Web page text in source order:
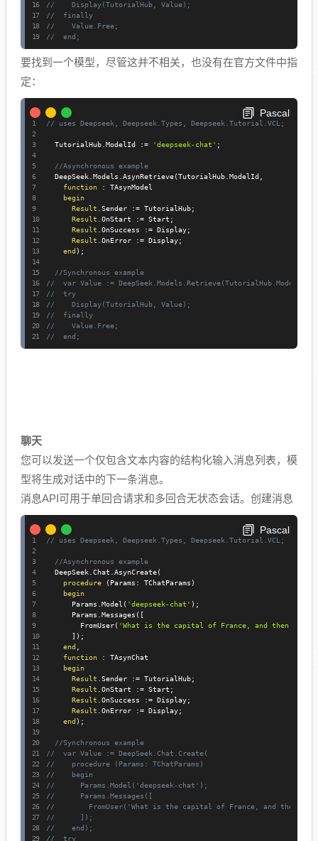
//    Display(TutorialHub, Value);
//  finally
//    Value.Free;
//  end;
要找到一个模型，尽管这并不相关，也没有在官方文件中指
定：
Pascal
// uses Deepseek, Deepseek.Types, Deepseek.Tutorial.VCL;
  TutorialHub
ModelId := 'deepseek-chat' ;
//Asynchronous example
  DeepSeek
Models AsynRetrieve(TutorialHub ModelId
function
:
TAsynModel
begin
Result
Sender := TutorialHub;
Result
OnStart := Start ;
Result
OnSuccess := Display;
Result
OnError := Display;
end ) ;
//Synchronous example
//  var Value := DeepSeek.Models.Retrieve(TutorialHub.ModelId);
//  try
//    Display(TutorialHub, Value);
//  finally
//    Value.Free;
//  end;
聊天
您可以发送一个仅包含文本内容的结构化输入消息列表，模
型将生成对话中的下一条消息。
消息API可用于单回合请求和多回合无状态会话。创建消息
Pascal
// uses Deepseek, Deepseek.Types, Deepseek.Tutorial.VCL;
//Asynchronous example
  DeepSeek
Chat AsynCreate(
procedure
( Params : TChatParams )
begin
      Params
Model ( 'deepseek-chat' ) ;
      Params
Messages ( [
        FromUser
( 'What is the capital of France, and then the
] ) ;
end
function
:
TAsynChat
begin
Result
Sender := TutorialHub;
Result
OnStart := Start ;
Result
OnSuccess := Display;
Result
OnError := Display;
end ) ;
//Synchronous example
//  var Value := DeepSeek.Chat.Create(
//    procedure (Params: TChatParams)
//    begin
//      Params.Model('deepseek-chat');
//      Params.Messages([
//        FromUser('What is the capital of France, and then the
//      ]);
//    end);
//  try